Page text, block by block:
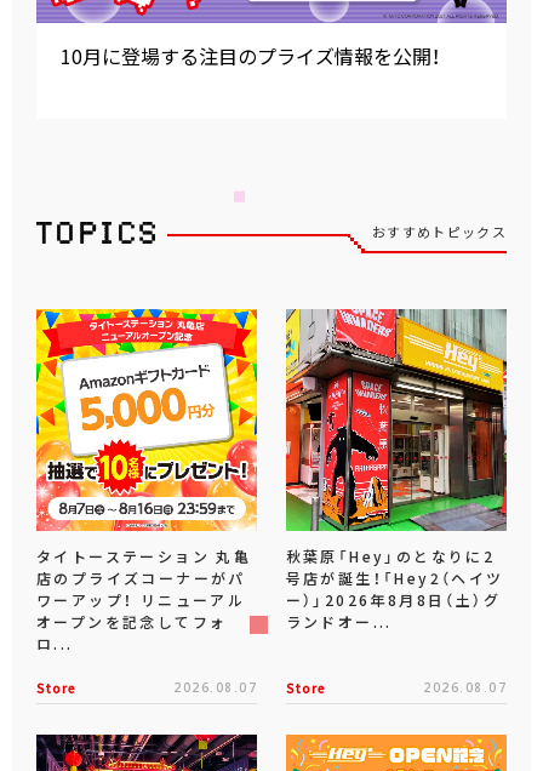
10月に登場する注目のプライズ情報を公開！
おすすめトピックス
タイトーステーション 丸亀
店のプライズコーナーがパ
ワーアップ！ リニューアル
オープンを記念してフォ
ロ...
Store 2026.08.07
秋葉原「Hey」のとなりに2
号店が誕生！「Hey2（ヘイツ
ー）」2026年8月8日（土）グ
ランドオー...
Store 2026.08.07